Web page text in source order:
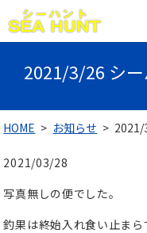
2021/3/26 シ
HOME お知らせ 2021/
2021/03/28
写真無しの便でした。
釣果は終始入れ食い止まら